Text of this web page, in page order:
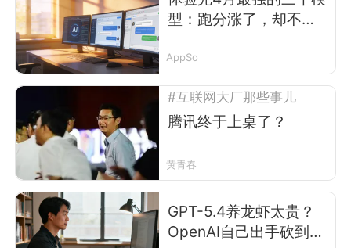
型：跑分涨了，却不说
AppSo
#互联网大厂那些事儿
腾讯终于上桌了？
黄青春
GPT-5.4养龙虾太贵？
OpenAI自己出手砍到了